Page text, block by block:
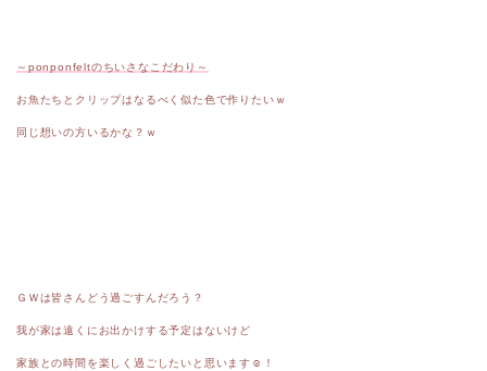
～ponponfeltのちいさなこだわり～
お魚たちとクリップはなるべく似た色で作りたいｗ
同じ想いの方いるかな？ｗ
ＧＷは皆さんどう過ごすんだろう？
我が家は遠くにお出かけする予定はないけど
家族との時間を楽しく過ごしたいと思います☺︎！